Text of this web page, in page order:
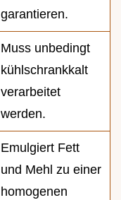
garantieren.
Muss unbedingt
kühlschrankkalt
verarbeitet
werden.
Emulgiert Fett
und Mehl zu einer
homogenen